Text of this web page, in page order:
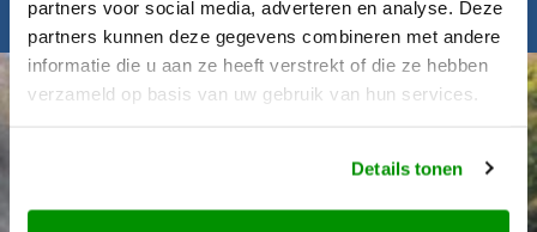
partners voor social media, adverteren en analyse. Deze
partners kunnen deze gegevens combineren met andere
informatie die u aan ze heeft verstrekt of die ze hebben
verzameld op basis van uw gebruik van hun services.
Details tonen
Inspiratie nodig?